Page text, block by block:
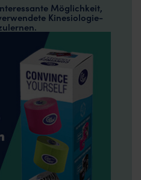
Möglichkeit,
Kinesiologie-